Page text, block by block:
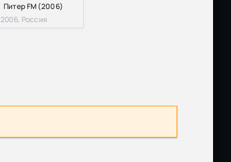
Питер FM (2006)
2006, Россия